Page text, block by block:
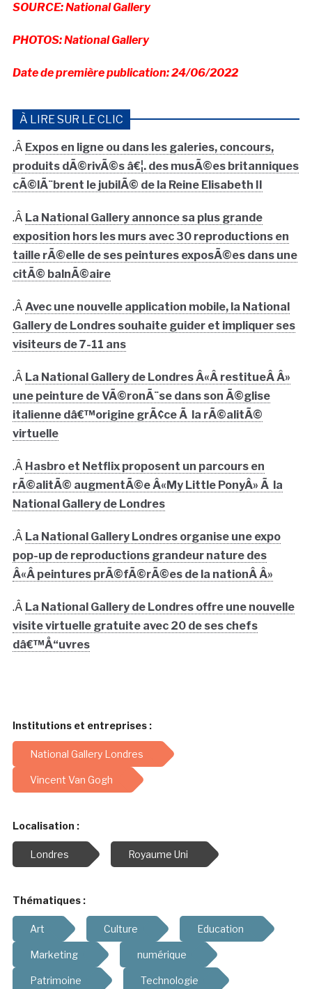
SOURCE: National Gallery
PHOTOS: National Gallery
Date de première publication: 24/06/2022
À LIRE SUR LE CLIC
.Â Expos en ligne ou dans les galeries, concours,
produits dÃ©rivÃ©s â€¦. des musÃ©es britanniques
cÃ©lÃ¨brent le jubilÃ© de la Reine Elisabeth II
.Â La National Gallery annonce sa plus grande
exposition hors les murs avec 30 reproductions en
taille rÃ©elle de ses peintures exposÃ©es dans une
citÃ© balnÃ©aire
.Â Avec une nouvelle application mobile, la National
Gallery de Londres souhaite guider et impliquer ses
visiteurs de 7-11 ans
.Â La National Gallery de Londres Â«Â restitueÂ Â»
une peinture de VÃ©ronÃ¨se dans son Ã©glise
italienne dâ€™origine grÃ¢ce Ã la rÃ©alitÃ©
virtuelle
.Â Hasbro et Netflix proposent un parcours en
rÃ©alitÃ© augmentÃ©e Â«My Little PonyÂ» Ã la
National Gallery de Londres
.Â La National Gallery Londres organise une expo
pop-up de reproductions grandeur nature des
Â«Â peintures prÃ©fÃ©rÃ©es de la nationÂ Â»
.Â La National Gallery de Londres offre une nouvelle
visite virtuelle gratuite avec 20 de ses chefs
dâ€™Å“uvres
Institutions et entreprises :
National Gallery Londres
Vincent Van Gogh
Localisation :
Londres Royaume Uni
Thématiques :
Art Culture Education
Marketing numérique
Patrimoine Technologie